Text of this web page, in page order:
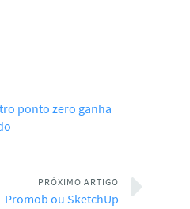
ponto zero ganha
PRÓXIMO ARTIGO
Promob ou SketchUp